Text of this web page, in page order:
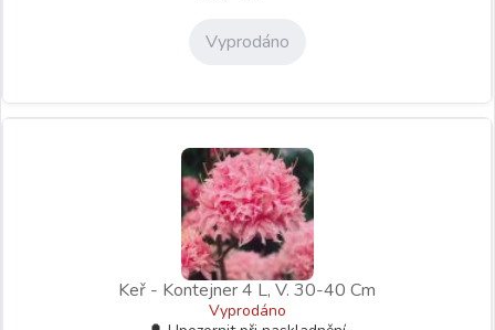
Vyprodáno
Keř - Kontejner 4 L, V. 30-40 Cm
Vyprodáno